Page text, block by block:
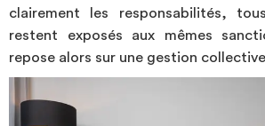
clairement les responsabilités,
restent exposés aux mêmes
repose alors sur une gestion